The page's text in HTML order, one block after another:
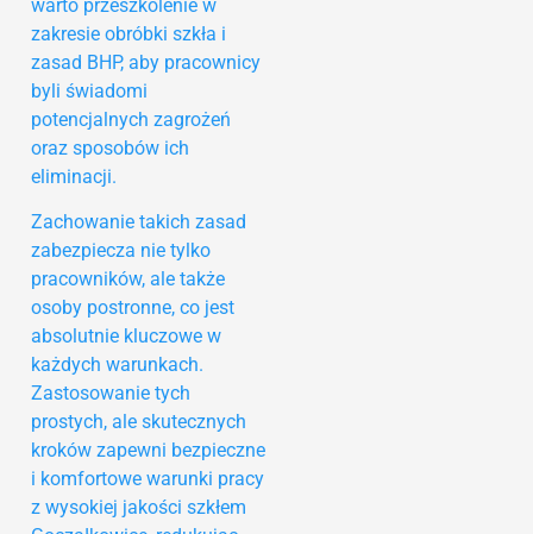
warto przeszkolenie w
zakresie obróbki szkła i
zasad BHP, aby pracownicy
byli świadomi
potencjalnych zagrożeń
oraz sposobów ich
eliminacji.
Zachowanie takich zasad
zabezpiecza nie tylko
pracowników, ale także
osoby postronne, co jest
absolutnie kluczowe w
każdych warunkach.
Zastosowanie tych
prostych, ale skutecznych
kroków zapewni bezpieczne
i komfortowe warunki pracy
z wysokiej jakości szkłem